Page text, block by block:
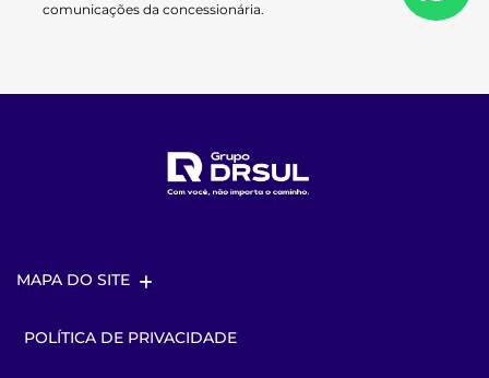
comunicações da concessionária.
MAPA DO SITE
POLÍTICA DE PRIVACIDADE